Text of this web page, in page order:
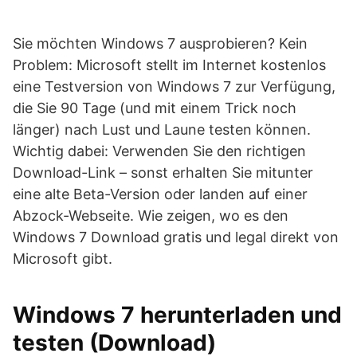
Sie möchten Windows 7 ausprobieren? Kein
Problem: Microsoft stellt im Internet kostenlos
eine Testversion von Windows 7 zur Verfügung,
die Sie 90 Tage (und mit einem Trick noch
länger) nach Lust und Laune testen können.
Wichtig dabei: Verwenden Sie den richtigen
Download-Link – sonst erhalten Sie mitunter
eine alte Beta-Version oder landen auf einer
Abzock-Webseite. Wie zeigen, wo es den
Windows 7 Download gratis und legal direkt von
Microsoft gibt.
Windows 7 herunterladen und
testen (Download)